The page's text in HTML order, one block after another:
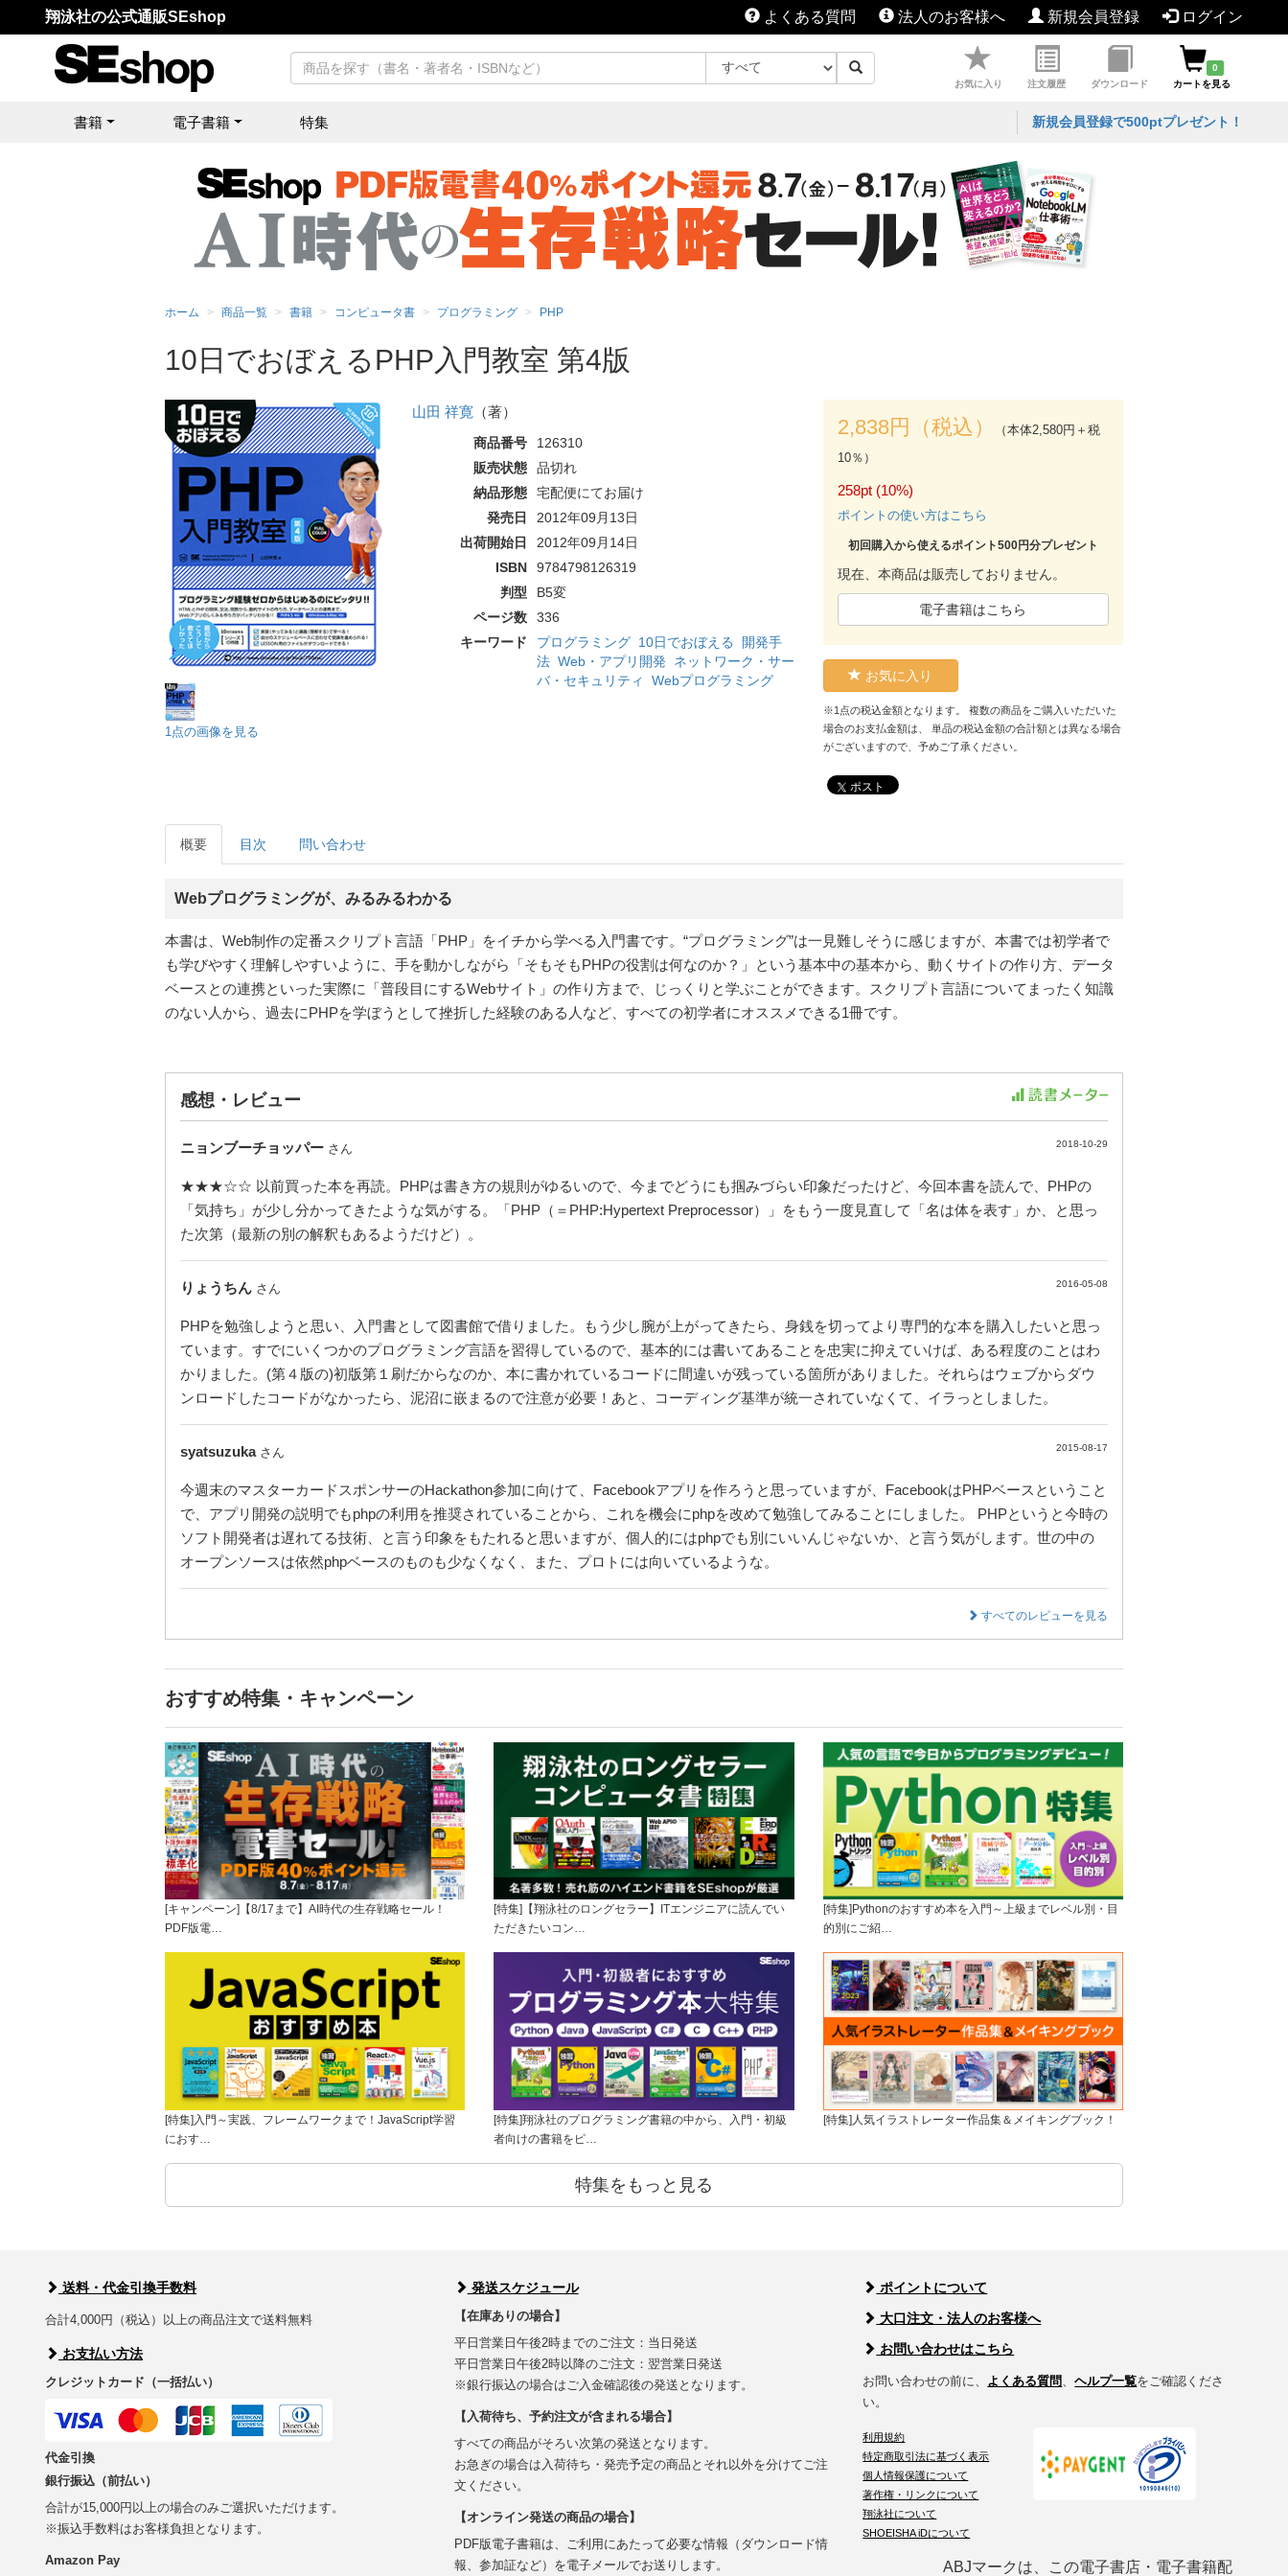
翔泳社の公式通販SEshop よくある質問 法人のお客様へ 新規会員登録 ログイン
お気に入り 注文履歴 ダウンロード
0
カートを見る
書籍 電子書籍 特集 新規会員登録で500ptプレゼント！
ホーム 商品一覧 書籍 コンピュータ書 プログラミング PHP
10日でおぼえるPHP入門教室 第4版
1点の画像を見る
山田 祥寛 （著）
商品番号
126310
販売状態
品切れ
納品形態
宅配便にてお届け
発売日
2012年09月13日
出荷開始日
2012年09月14日
ISBN
9784798126319
判型
B5変
ページ数
336
キーワード
プログラミング 10日でおぼえる
開発手
法 Web・アプリ開発
ネットワーク・サー
バ・セキュリティ
Webプログラミング
2,838円（税込）
（本体2,580円＋税
10％）
258pt (10%)
ポイントの使い方はこちら
初回購入から使えるポイント500円分プレゼント
現在、本商品は販売しておりません。
電子書籍はこちら
お気に入り
※1点の税込金額となります。 複数の商品をご購入いただいた
場合のお支払金額は、 単品の税込金額の合計額とは異なる場合
がございますので、予めご了承ください。
ポスト
概要 目次 問い合わせ
Webプログラミングが、みるみるわかる
本書は、Web制作の定番スクリプト言語「PHP」をイチから学べる入門書です。“プログラミング”は一見難しそうに感じますが、本書では初学者で
も学びやすく理解しやすいように、手を動かしながら「そもそもPHPの役割は何なのか？」という基本中の基本から、動くサイトの作り方、データ
ベースとの連携といった実際に「普段目にするWebサイト」の作り方まで、じっくりと学ぶことができます。スクリプト言語についてまったく知識
のない人から、過去にPHPを学ぼうとして挫折した経験のある人など、すべての初学者にオススメできる1冊です。
感想・レビュー
ニョンブーチョッパー さん 2018-10-29
★★★☆☆ 以前買った本を再読。PHPは書き方の規則がゆるいので、今までどうにも掴みづらい印象だったけど、今回本書を読んで、PHPの
「気持ち」が少し分かってきたような気がする。「PHP（＝PHP:Hypertext Preprocessor）」をもう一度見直して「名は体を表す」か、と思っ
た次第（最新の別の解釈もあるようだけど）。
りょうちん さん 2016-05-08
PHPを勉強しようと思い、入門書として図書館で借りました。もう少し腕が上がってきたら、身銭を切ってより専門的な本を購入したいと思っ
ています。すでにいくつかのプログラミング言語を習得しているので、基本的には書いてあることを忠実に抑えていけば、ある程度のことはわ
かりました。(第４版の)初版第１刷だからなのか、本に書かれているコードに間違いが残っている箇所がありました。それらはウェブからダウ
ンロードしたコードがなかったら、泥沼に嵌まるので注意が必要！あと、コーディング基準が統一されていなくて、イラっとしました。
syatsuzuka さん 2015-08-17
今週末のマスターカードスポンサーのHackathon参加に向けて、Facebookアプリを作ろうと思っていますが、FacebookはPHPベースということ
で、アプリ開発の説明でもphpの利用を推奨されていることから、これを機会にphpを改めて勉強してみることにしました。 PHPというと今時の
ソフト開発者は遅れてる技術、と言う印象をもたれると思いますが、個人的にはphpでも別にいいんじゃないか、と言う気がします。世の中の
オープンソースは依然phpベースのものも少なくなく、また、プロトには向いているような。
すべてのレビューを見る
おすすめ特集・キャンペーン
[キャンペーン]【8/17まで】AI時代の生存戦略セール！
PDF版電…
[特集]【翔泳社のロングセラー】ITエンジニアに読んでい
ただきたいコン…
[特集]Pythonのおすすめ本を入門～上級までレベル別・目
的別にご紹…
[特集]入門～実践、フレームワークまで！JavaScript学習
におす…
[特集]翔泳社のプログラミング書籍の中から、入門・初級
者向けの書籍をピ…
[特集]人気イラストレーター作品集＆メイキングブック！
特集をもっと見る
送料・代金引換手数料
合計4,000円（税込）以上の商品注文で送料無料
お支払い方法
クレジットカード（一括払い）
代金引換
銀行振込（前払い）
合計が15,000円以上の場合のみご選択いただけます。
※振込手数料はお客様負担となります。
Amazon Pay
発送スケジュール
【在庫ありの場合】
平日営業日午後2時までのご注文：当日発送
平日営業日午後2時以降のご注文：翌営業日発送
※銀行振込の場合はご入金確認後の発送となります。
【入荷待ち、予約注文が含まれる場合】
すべての商品がそろい次第の発送となります。
お急ぎの場合は入荷待ち・発売予定の商品とそれ以外を分けてご注
文ください。
【オンライン発送の商品の場合】
PDF版電子書籍は、ご利用にあたって必要な情報（ダウンロード情
報、参加証など）を電子メールでお送りします。
ポイントについて
大口注文・法人のお客様へ
お問い合わせはこちら
お問い合わせの前に、 よくある質問 、ヘルプ一覧をご確認くださ
い。
利用規約
特定商取引法に基づく表示
個人情報保護について
著作権・リンクについて
翔泳社について
SHOEISHA iDについて
ABJマークは、この電子書店・電子書籍配